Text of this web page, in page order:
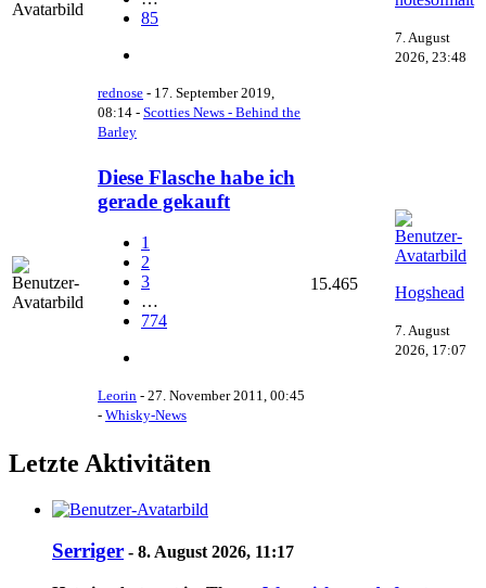
85
rednose - 17. September 2019,
08:14 - Scotties News - Behind the
Barley
7. August
2026, 23:48
Diese Flasche habe ich
gerade gekauft
1
2
3
…
774
Leorin - 27. November 2011, 00:45
- Whisky-News
15.465 Hogshead
7. August
2026, 17:07
Letzte Aktivitäten
Serriger - 8. August 2026, 11:17